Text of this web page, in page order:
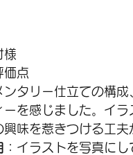
様
価点
ンタリー仕立ての構
ーを感じました。イ
興味を惹きつける工
：イラストを写真に